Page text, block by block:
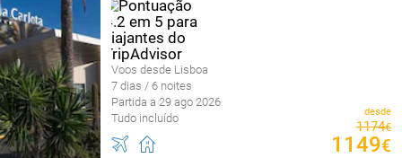
Voos desde Lisboa
7 dias / 6 noites
Partida a 29 ago 2026
Tudo incluído
desde
1174€
1149€